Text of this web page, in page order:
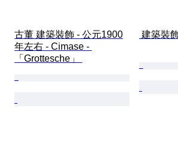
古董 建築裝飾 - 公元1900
年左右 - Cimase -
「Grottesche」
建築裝